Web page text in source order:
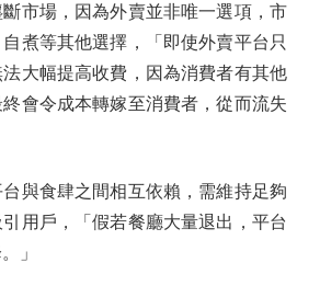
市場，因為外賣並非唯一選項，市
煮等其他選擇，「即使外賣平台只
大幅提高收費，因為消費者有其他
會令成本轉嫁至消費者，從而流失
食肆之間相互依賴，需維持足夠
用戶，「假若餐廳大量退出，平台
」